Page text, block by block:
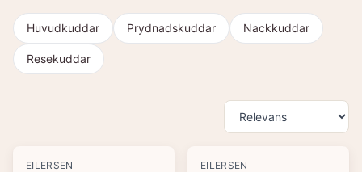
Huvudkuddar Prydnadskuddar Nackkuddar
Resekuddar
EILERSEN EILERSEN